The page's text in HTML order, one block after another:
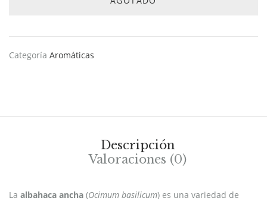
Categoría Aromáticas
Descripción
Valoraciones (0)
La albahaca ancha (Ocimum basilicum) es una variedad de